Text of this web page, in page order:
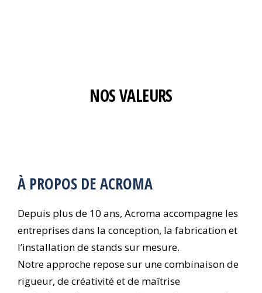
NOS VALEURS
À PROPOS DE ACROMA
Depuis plus de 10 ans, Acroma accompagne les
entreprises dans la conception, la fabrication et
l’installation de stands sur mesure.
Notre approche repose sur une combinaison de
rigueur, de créativité et de maîtrise